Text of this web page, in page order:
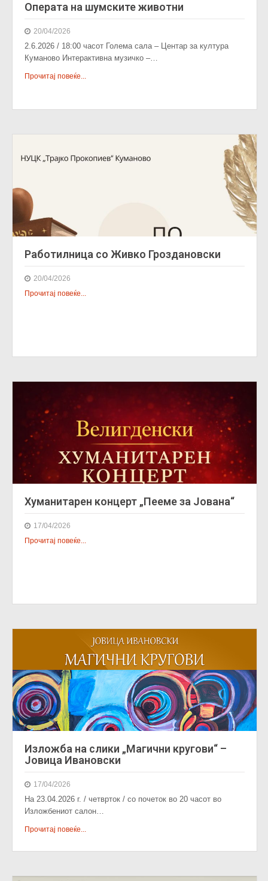
Операта на шумските животни
20/04/2026
2.6.2026 / 18:00 часот Голема сала – Центар за култура
Куманово Интерактивна музичко –…
Прочитај повеќе...
Работилница со Живко Гроздановски
20/04/2026
Прочитај повеќе...
Хуманитарен концерт „Пееме за Јована“
17/04/2026
Прочитај повеќе...
Изложба на слики „Магични кругови“ –
Јовица Ивановски
17/04/2026
На 23.04.2026 г. / четврток / со почеток во 20 часот во
Изложбениот салон…
Прочитај повеќе...